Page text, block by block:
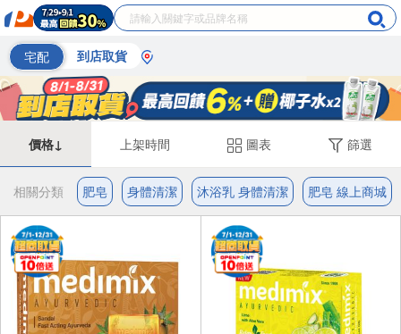
宅配 到店取貨
價格↓ 上架時間 圖表 篩選
相關分類 肥皂 身體清潔 沐浴乳 身體清潔 肥皂 線上商城